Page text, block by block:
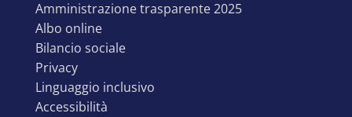
amministrazione trasparente 2025
albo online
bilancio sociale
privacy
linguaggio inclusivo
accessibilità